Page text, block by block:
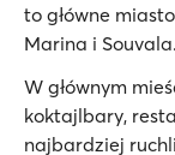
to główne
Marina i Souvala.
W głównym
koktajlbary,
najbardziej